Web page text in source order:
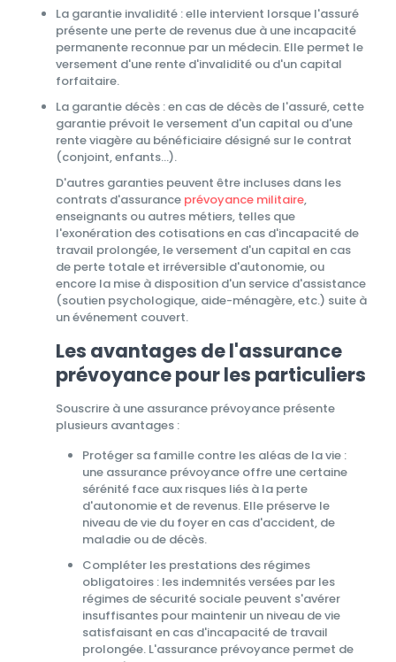
La garantie invalidité : elle intervient lorsque l'assuré
présente une perte de revenus due à une incapacité
permanente reconnue par un médecin. Elle permet le
versement d'une rente d'invalidité ou d'un capital
forfaitaire.
La garantie décès : en cas de décès de l'assuré, cette
garantie prévoit le versement d'un capital ou d'une
rente viagère au bénéficiaire désigné sur le contrat
(conjoint, enfants...).
D'autres garanties peuvent être incluses dans les
contrats d'assurance prévoyance militaire,
enseignants ou autres métiers, telles que
l'exonération des cotisations en cas d'incapacité de
travail prolongée, le versement d'un capital en cas
de perte totale et irréversible d'autonomie, ou
encore la mise à disposition d'un service d'assistance
(soutien psychologique, aide-ménagère, etc.) suite à
un événement couvert.
Les avantages de l'assurance
prévoyance pour les particuliers
Souscrire à une assurance prévoyance présente
plusieurs avantages :
Protéger sa famille contre les aléas de la vie :
une assurance prévoyance offre une certaine
sérénité face aux risques liés à la perte
d'autonomie et de revenus. Elle préserve le
niveau de vie du foyer en cas d'accident, de
maladie ou de décès.
Compléter les prestations des régimes
obligatoires : les indemnités versées par les
régimes de sécurité sociale peuvent s'avérer
insuffisantes pour maintenir un niveau de vie
satisfaisant en cas d'incapacité de travail
prolongée. L'assurance prévoyance permet de